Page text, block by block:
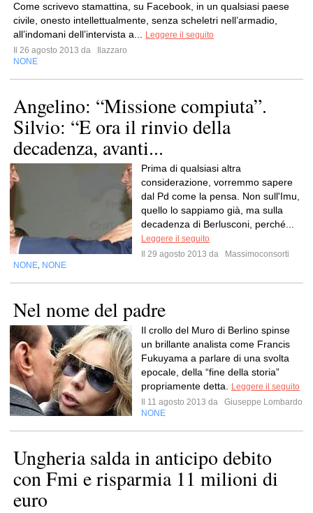
Come scrivevo stamattina, su Facebook, in un qualsiasi paese
civile, onesto intellettualmente, senza scheletri nell’armadio,
all’indomani dell’intervista a...
Leggere il seguito
Il 26 agosto 2013 da
Ilazzaro
NONE
Angelino: “Missione compiuta”.
Silvio: “E ora il rinvio della
decadenza, avanti...
Prima di qualsiasi altra
considerazione, vorremmo sapere
dal Pd come la pensa. Non sull'Imu,
quello lo sappiamo già, ma sulla
decadenza di Berlusconi, perché...
Leggere il seguito
Il 29 agosto 2013 da
Massimoconsorti
NONE NONE
Nel nome del padre
Il crollo del Muro di Berlino spinse
un brillante analista come Francis
Fukuyama a parlare di una svolta
epocale, della “fine della storia”
propriamente detta.
Leggere il seguito
Il 11 agosto 2013 da
Giuseppe Lombardo
NONE
Ungheria salda in anticipo debito
con Fmi e risparmia 11 milioni di
euro